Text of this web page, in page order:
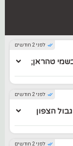
לפני 2 חודשים
טהראן;
לפני 2 חודשים
הצפון
לפני 2 חודשים